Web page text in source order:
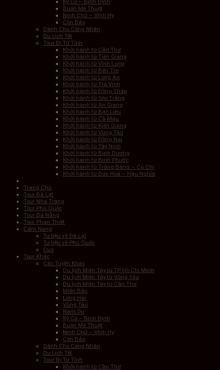
Kỳ Co – Bình Định
Buôn Mê Thuột
Ninh Chữ – Vĩnh Hy
Côn Đảo
Dành Cho Công Nhân
Du Lịch Tết
Tour Đi Từ Tỉnh
Khởi hành từ Cần Thơ
Khởi hành từ Tiền Giang
Khởi hành từ Vĩnh Long
Khởi hành từ Bến Tre
Khởi hành từ Long An
Khởi hành từ Trà Vinh
Khởi hành từ Đồng Tháp
Khởi hành từ Sóc Trăng
Khởi hành từ An Giang
Khởi hành từ Bạc Liêu
Khởi hành từ Cà Mau
Khởi hành từ Kiên Giang
Khởi hành từ Vũng Tàu
Khởi hành từ Đồng Nai
Khởi hành từ Tây Ninh
Khởi hành từ Bình Dương
Khởi hành từ Bình Phước
Khởi hành từ Trảng Bàng – Củ Chi
Khởi hành từ Đức Hoà – Hậu Nghĩa
Trang Chủ
Tour Đà Lạt
Tour Nha Trang
Tour Phú Quốc
Tour Đà Nẵng
Tour Phan Thiết
Cẩm Nang
Tư liệu về Đà Lạt
Tư liệu về Phú Quốc
Cus
Tour Khác
Các Tuyến Khác
Du lịch Miền Tây từ TP Hồ Chí Minh
Du lịch Miền Tây từ Vũng Tàu
Du lịch Miền Tây từ Cần Thơ
Miền Bắc
Long Hải
Vũng Tàu
Nam Du
Kỳ Co – Bình Định
Buôn Mê Thuột
Ninh Chữ – Vĩnh Hy
Côn Đảo
Dành Cho Công Nhân
Du Lịch Tết
Tour Đi Từ Tỉnh
Khởi hành từ Cần Thơ